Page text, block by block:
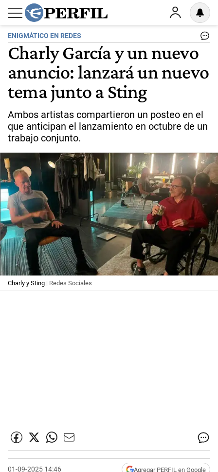
ENIGMÁTICO EN REDES
Charly García y un nuevo
anuncio: lanzará un nuevo
tema junto a Sting
Ambos artistas compartieron un posteo en el
que anticipan el lanzamiento en octubre de un
trabajo conjunto.
Charly y Sting | Redes Sociales
01-09-2025 14:46 Agregar PERFIL en Google